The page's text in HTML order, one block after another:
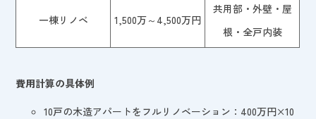
一棟リノベ 1,500万～4,500万円
共用部・外壁・屋
根・全戸内装
費用計算の具体例
10戸の木造アパートをフルリノベーション：400万円×10